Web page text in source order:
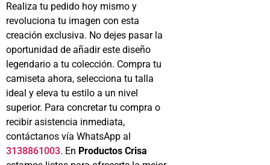
Realiza tu pedido hoy mismo y
revoluciona tu imagen con esta
creación exclusiva. No dejes pasar la
oportunidad de añadir este diseño
legendario a tu colección. Compra tu
camiseta ahora, selecciona tu talla
ideal y eleva tu estilo a un nivel
superior. Para concretar tu compra o
recibir asistencia inmediata,
contáctanos vía WhatsApp al
3138861003. En Productos Crisa